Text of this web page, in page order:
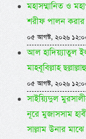
মহাসম্মানিত ও
শরীফ পালন
০৫ আগস্ট, ২০২৬
আল হাদিয়্যাতুল
মাহবূবিল্লাহ
০৫ আগস্ট, ২০২৬
সাইয়্যিদুল
নূরে মুজাসসাম
সাল্লাম উনার